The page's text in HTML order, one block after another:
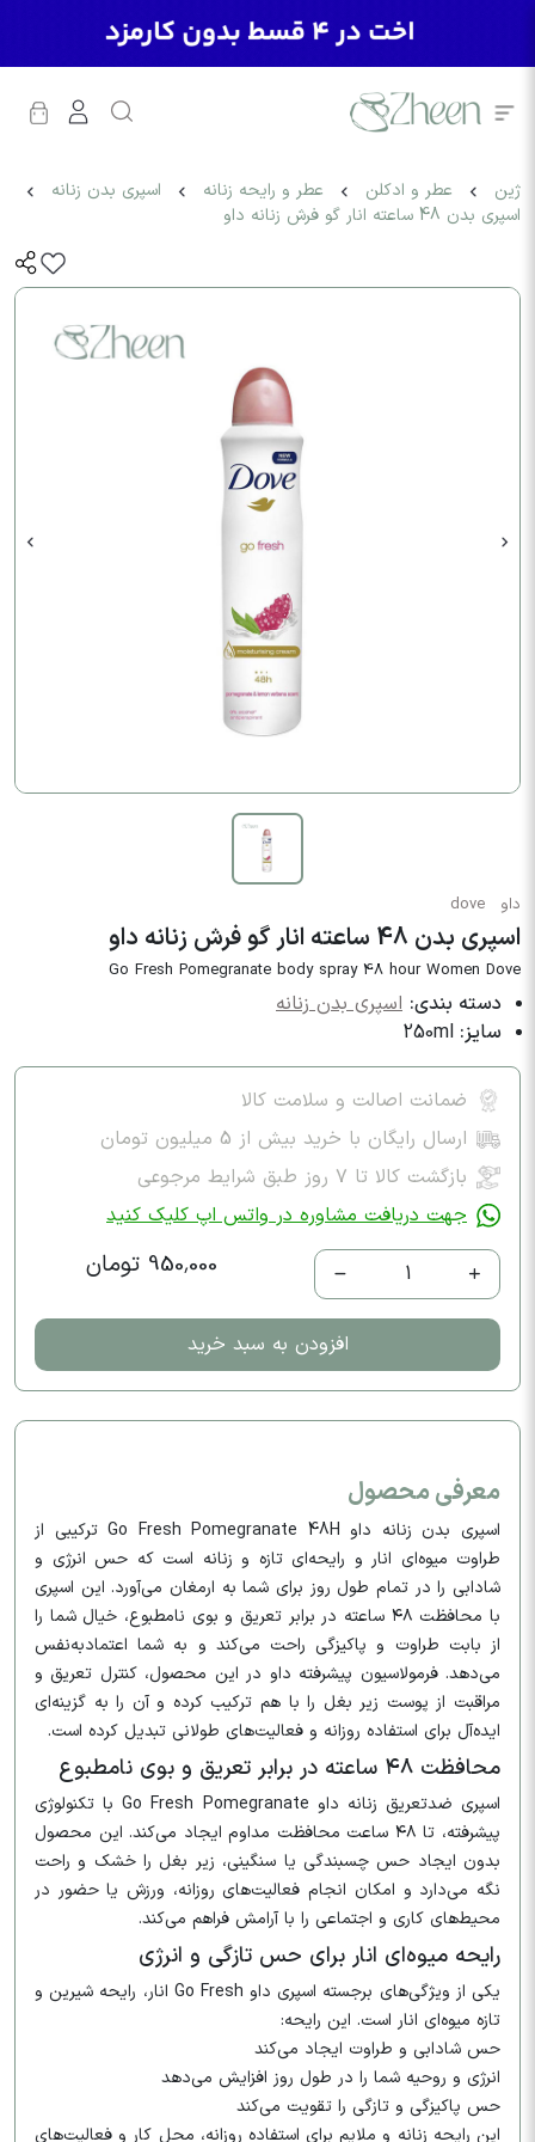
ژین عطر و ادکلن عطر و رایحه زنانه
اسپری بدن زنانه
اسپری بدن 48 ساعته انار گو فرش زنانه داو
داو dove
اسپری بدن 48 ساعته انار گو فرش زنانه داو
Go Fresh Pomegranate body spray 48 hour Women Dove
دسته بندی: اسپری بدن زنانه
سایز: 250ml
ضمانت اصالت و سلامت کالا
ارسال رایگان با خرید بیش از 5 میلیون تومان
بازگشت کالا تا ۷ روز طبق شرایط مرجوعی
جهت دریافت مشاوره در واتس اپ کلیک کنید
1 950,000 تومان
افزودن به سبد خرید
معرفی محصول
اسپری بدن زنانه داو Go Fresh Pomegranate 48H ترکیبی از
طراوت میوه‌ای انار و رایحه‌ای تازه و زنانه است که حس انرژی و
شادابی را در تمام طول روز برای شما به ارمغان می‌آورد. این اسپری
با محافظت ۴۸ ساعته در برابر تعریق و بوی نامطبوع، خیال شما را
از بابت طراوت و پاکیزگی راحت می‌کند و به شما اعتمادبه‌نفس
می‌دهد. فرمولاسیون پیشرفته داو در این محصول، کنترل تعریق و
مراقبت از پوست زیر بغل را با هم ترکیب کرده و آن را به گزینه‌ای
ایده‌آل برای استفاده روزانه و فعالیت‌های طولانی تبدیل کرده است.
محافظت ۴۸ ساعته در برابر تعریق و بوی نامطبوع
اسپری ضدتعریق زنانه داو Go Fresh Pomegranate با تکنولوژی
پیشرفته، تا ۴۸ ساعت محافظت مداوم ایجاد می‌کند. این محصول
بدون ایجاد حس چسبندگی یا سنگینی، زیر بغل را خشک و راحت
نگه می‌دارد و امکان انجام فعالیت‌های روزانه، ورزش یا حضور در
محیط‌های کاری و اجتماعی را با آرامش فراهم می‌کند.
رایحه میوه‌ای انار برای حس تازگی و انرژی
یکی از ویژگی‌های برجسته اسپری داو Go Fresh انار، رایحه شیرین و
تازه میوه‌ای انار است. این رایحه:
حس شادابی و طراوت ایجاد می‌کند
انرژی و روحیه شما را در طول روز افزایش می‌دهد
حس پاکیزگی و تازگی را تقویت می‌کند
این رایحه زنانه و ملایم برای استفاده روزانه، محل کار و فعالیت‌های